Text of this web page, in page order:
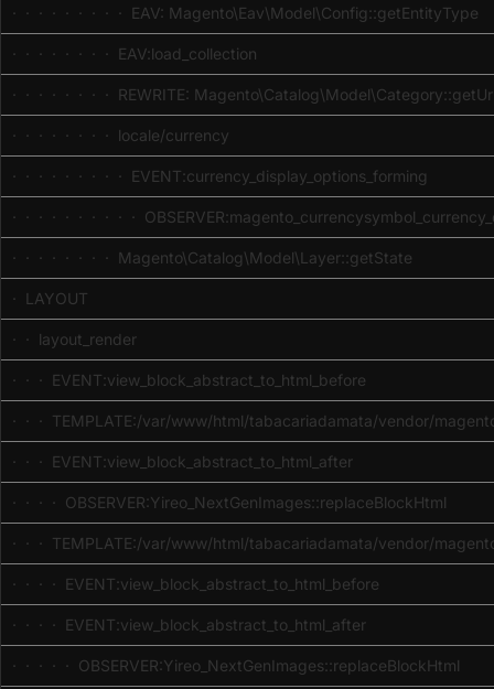
· · · · · · · · · EAV: Magento\Eav\Model\Config::getEntityType
· · · · · · · · EAV:load_collection
· · · · · · · · REWRITE:
· · · · · · · · locale/currency
· · · · · · · · · EVENT:currency_display_options_forming
· · · · · · · · · ·
· · · · · · · · Magento\Catalog\Model\Layer::getState
· LAYOUT
· · layout_render
· · · EVENT:view_block_abstract_to_html_before
· · · TEMPLATE:/var/www/html/tabacariadamata/vendor/
· · · EVENT:view_block_abstract_to_html_after
· · · · OBSERVER:Yireo_NextGenImages::replaceBlockHtml
· · · TEMPLATE:/var/www/html/tabacariadamata/vendor/
· · · · EVENT:view_block_abstract_to_html_before
· · · · EVENT:view_block_abstract_to_html_after
· · · · · OBSERVER:Yireo_NextGenImages::replaceBlockHtml